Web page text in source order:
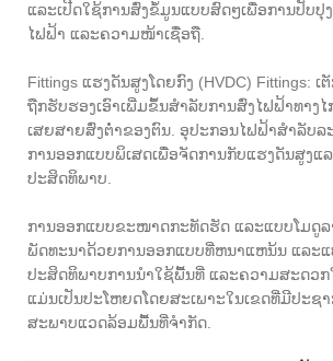
ແລະເປີດໃຊ້ການສົ່ງຂໍ້ມູນແບບສົດໆເພື່ອການປັບປຸ
ໄຟຟ້າ ແລະຄວາມໜ້າເຊື່ອຖື.
Fittings ແຮງດັນສູງໂດຍກົງ (HVDC) Fittings: ເ
ຖືກຮັບຮອງເອົາເພີ່ມຂຶ້ນສໍາລັບການສົ່ງໄຟຟ້າທາງໄ
ເສຍສາຍສົ່ງຕ່ໍາຂອງຕົນ. ອຸປະກອນໄຟຟ້າສໍາລັບລ
ການອອກແບບພິເສດເພື່ອຈັດການກັບແຮງດັນສູງແ
ປະສິດທິພາບ.
ການອອກແບບຂະໜາດກະທັດຮັດ ແລະແບບໂມດູລ
ພັດທະນາດ້ວຍການອອກແບບທີ່ຫນາແຫນ້ນ ແລະແ
ປະສິດທິພາບການນໍາໃຊ້ພື້ນທີ່ ແລະຄວາມສະດວກ
ແມ່ນເປັນປະໂຫຍດໂດຍສະເພາະໃນເຂດທີ່ມີປະ
ສະພາບແວດລ້ອມພື້ນທີ່ຈໍາກັດ.